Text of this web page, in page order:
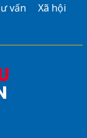
vấn
Xã hội